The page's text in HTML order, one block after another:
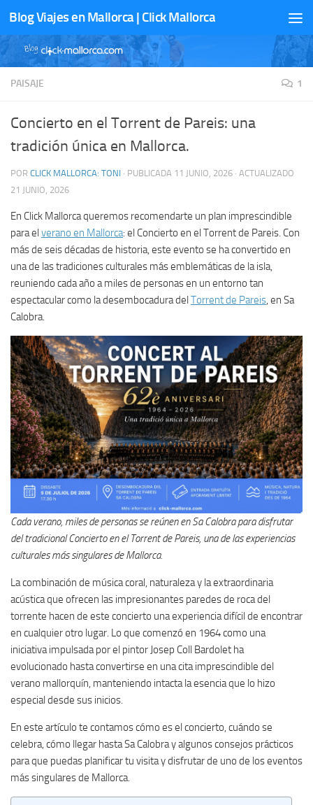
Saltar al contenido
Blog Viajes en Mallorca | Click Mallorca
PAISAJE 1
Concierto en el Torrent de Pareis: una
tradición única en Mallorca.
POR CLICK MALLORCA: TONI · PUBLICADA 11 JUNIO, 2026 · ACTUALIZADO
21 JUNIO, 2026
En Click Mallorca queremos recomendarte un plan imprescindible
para el verano en Mallorca: el Concierto en el Torrent de Pareis. Con
más de seis décadas de historia, este evento se ha convertido en
una de las tradiciones culturales más emblemáticas de la isla,
reuniendo cada año a miles de personas en un entorno tan
espectacular como la desembocadura del Torrent de Pareis , en Sa
Calobra.
Cada verano, miles de personas se reúnen en Sa Calobra para disfrutar
del tradicional Concierto en el Torrent de Pareis, una de las experiencias
culturales más singulares de Mallorca.
La combinación de música coral, naturaleza y la extraordinaria
acústica que ofrecen las impresionantes paredes de roca del
torrente hacen de este concierto una experiencia difícil de encontrar
en cualquier otro lugar. Lo que comenzó en 1964 como una
iniciativa impulsada por el pintor Josep Coll Bardolet ha
evolucionado hasta convertirse en una cita imprescindible del
verano mallorquín, manteniendo intacta la esencia que lo hizo
especial desde sus inicios.
En este artículo te contamos cómo es el concierto, cuándo se
celebra, cómo llegar hasta Sa Calobra y algunos consejos prácticos
para que puedas planificar tu visita y disfrutar de uno de los eventos
más singulares de Mallorca.